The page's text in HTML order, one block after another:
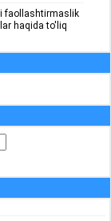
faollashtirmaslik
haqida to'liq